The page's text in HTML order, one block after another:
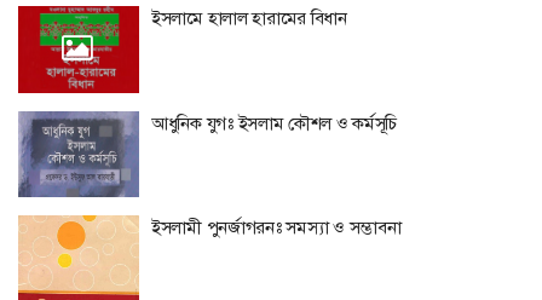
ইসলামে হালাল হারামের বিধান
আধুনিক যুগঃ ইসলাম কৌশল ও কর্মসূচি
ইসলামী পুনর্জাগরনঃ সমস্যা ও সম্ভাবনা